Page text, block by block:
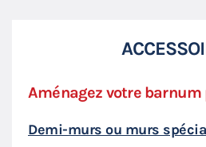
Aménagez votre
Demi-murs ou murs